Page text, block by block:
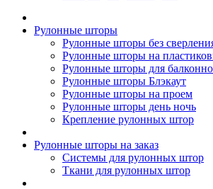
Рулонные шторы
Рулонные шторы без
Рулонные шторы на
Рулонные шторы для
Рулонные шторы Блэкаут
Рулонные шторы на проем
Рулонные шторы день ночь
Крепление рулонных штор
Рулонные шторы на заказ
Системы для рулонных штор
Ткани для рулонных штор